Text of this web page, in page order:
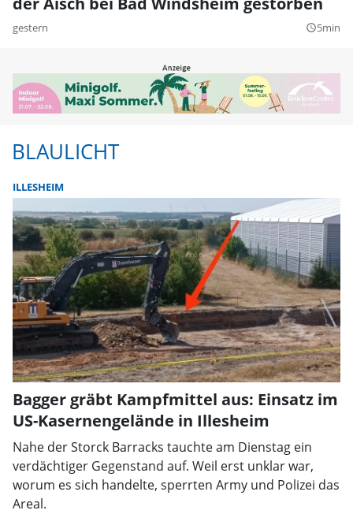
gestern query_builder5min
BLAULICHT
ILLESHEIM
Bagger gräbt Kampfmittel aus: Einsatz im
US-Kasernengelände in Illesheim
Nahe der Storck Barracks tauchte am Dienstag ein
verdächtiger Gegenstand auf. Weil erst unklar war,
worum es sich handelte, sperrten Army und Polizei das
Areal.